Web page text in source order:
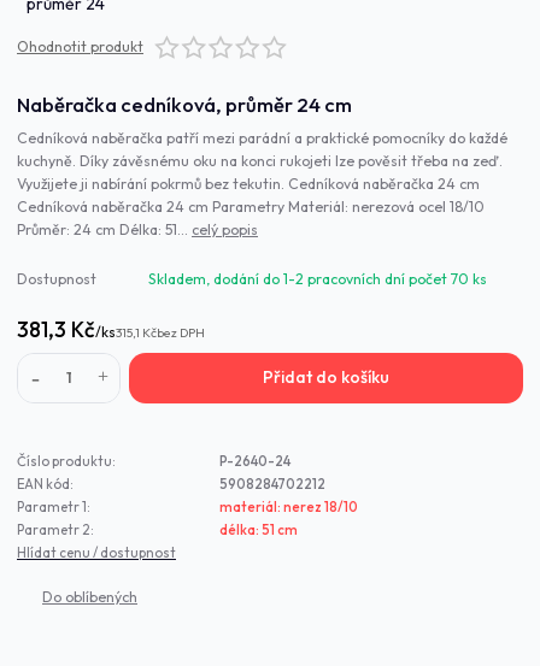
Ohodnotit produkt
Naběračka cedníková, průměr 24 cm
Cedníková naběračka patří mezi parádní a praktické pomocníky do každé
kuchyně. Díky závěsnému oku na konci rukojeti lze pověsit třeba na zeď.
Využijete ji nabírání pokrmů bez tekutin. Cedníková naběračka 24 cm
Cedníková naběračka 24 cm Parametry Materiál: nerezová ocel 18/10
Průměr: 24 cm Délka: 51... celý popis
Dostupnost Skladem, dodání do 1-2 pracovních dní počet 70 ks
381,3 Kč/ks315,1 Kčbez DPH
Přidat do košíku
Číslo produktu:
P-2640-24
EAN kód:
5908284702212
Parametr 1:
materiál: nerez 18/10
Parametr 2:
délka: 51 cm
Hlídat cenu / dostupnost